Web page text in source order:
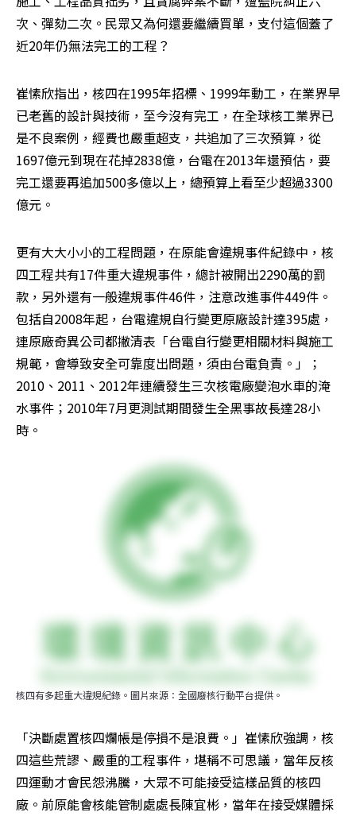
次、彈劾二次。民眾又為何還要繼續買單，支付這個蓋了
近20年仍無法完工的工程？
崔愫欣指出，核四在1995年招標、1999年動工，在業界早
已老舊的設計與技術，至今沒有完工，在全球核工業界已
是不良案例，經費也嚴重超支，共追加了三次預算，從
1697億元到現在花掉2838億，台電在2013年還預估，要
完工還要再追加500多億以上，總預算上看至少超過3300
億元。
更有大大小小的工程問題，在原能會違規事件紀錄中，核
四工程共有17件重大違規事件，總計被開出2290萬的罰
款，另外還有一般違規事件46件，注意改進事件449件。
包括自2008年起，台電違規自行變更原廠設計達395處，
連原廠奇異公司都撇清表「台電自行變更相關材料與施工
規範，會導致安全可靠度出問題，須由台電負責。」；
2010、2011、2012年連續發生三次核電廠變泡水車的淹
水事件；2010年7月更測試期間發生全黑事故長達28小
時。
核四有多起重大違規紀錄。圖片來源：全國廢核行動平台提供。
「決斷處置核四爛帳是停損不是浪費。」崔愫欣強調，核
四這些荒謬、嚴重的工程事件，堪稱不可思議，當年反核
四運動才會民怨沸騰，大眾不可能接受這樣品質的核四
廠。前原能會核能管制處處長陳宜彬，當年在接受媒體採